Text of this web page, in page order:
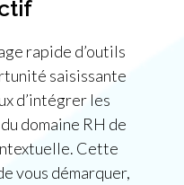
rapide d’outils
saisissante
d’intégrer les
domaine RH de
Cette
vous démarquer,